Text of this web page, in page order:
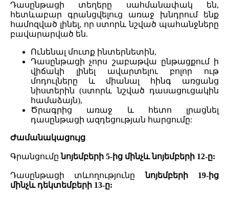
Դասընթացի տեղերը սահմանափակ են,
հետևաբար գրանցվելուց առաջ խնդրում ենք
համոզված լինել, որ ստորև նշված պահանջները
բավարարված են.
Ունենալ մուտք ինտերնետին,
Դասընթացի չորս շաբաթվա ընթացքում ի
վիճակի լինել ավարտելու բոլոր ութ
մոդուլները և միանալ հինգ առցանց
նիստերին (ստորև նշված դասացուցակին
համաձայն),
Ծրագրից առաջ և հետո լրացնել
դասընթացի ազդեցության հարցումը:
Ժամանակացույց
Գրանցումընոյեմբերի 5-ից մինչև նոյեմբերի 12-ը:
Դասընթացի տևողությունընոյեմբերի 19-ից
մինչև դեկտեմբերի 13-ը: